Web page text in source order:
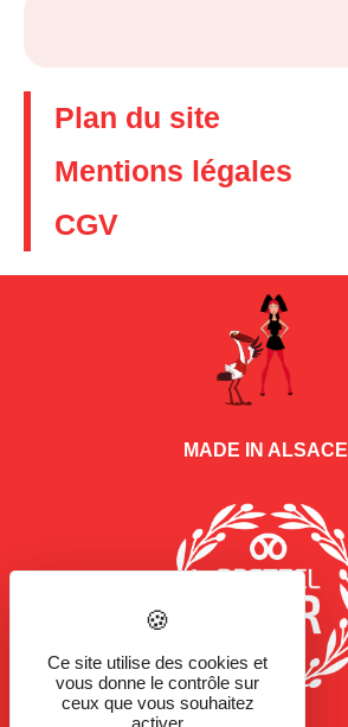
Plan du site
Mentions légales
CGV
MADE IN ALSACE
Ce site utilise des cookies et
vous donne le contrôle sur
ceux que vous souhaitez
activer